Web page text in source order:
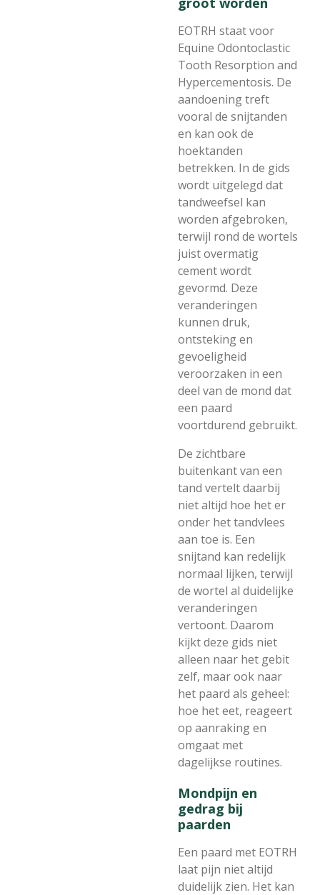
EOTRH staat voor
Equine Odontoclastic
Tooth Resorption and
Hypercementosis. De
aandoening treft
vooral de snijtanden
en kan ook de
hoektanden
betrekken. In de gids
wordt uitgelegd dat
tandweefsel kan
worden afgebroken,
terwijl rond de wortels
juist overmatig
cement wordt
gevormd. Deze
veranderingen
kunnen druk,
ontsteking en
gevoeligheid
veroorzaken in een
deel van de mond dat
een paard
voortdurend gebruikt.
De zichtbare
buitenkant van een
tand vertelt daarbij
niet altijd hoe het er
onder het tandvlees
aan toe is. Een
snijtand kan redelijk
normaal lijken, terwijl
de wortel al duidelijke
veranderingen
vertoont. Daarom
kijkt deze gids niet
alleen naar het gebit
zelf, maar ook naar
het paard als geheel:
hoe het eet, reageert
op aanraking en
omgaat met
dagelijkse routines.
Mondpijn en
gedrag bij
paarden
Een paard met EOTRH
laat pijn niet altijd
duidelijk zien. Het kan